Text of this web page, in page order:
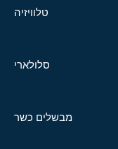
טלוויזיה
סלולארי
מבשלים כשר